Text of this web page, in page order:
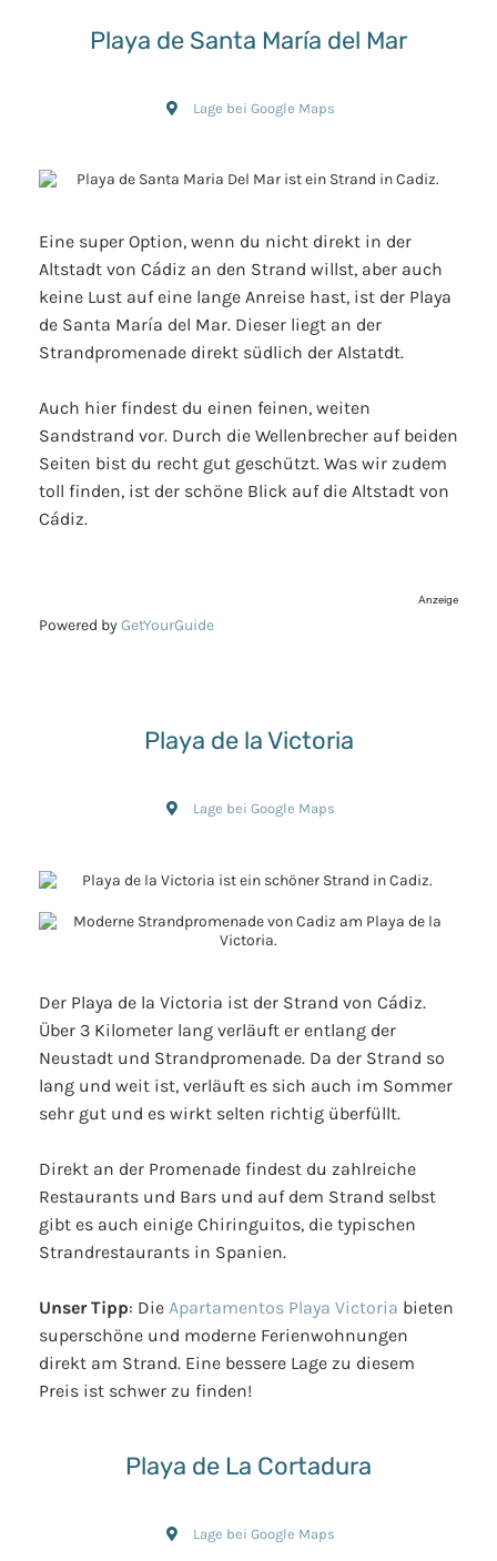
Playa de Santa María del Mar
Lage bei Google Maps
Eine super Option, wenn du nicht direkt in der
Altstadt von Cádiz an den Strand willst, aber auch
keine Lust auf eine lange Anreise hast, ist der Playa
de Santa María del Mar. Dieser liegt an der
Strandpromenade direkt südlich der Alstatdt.
Auch hier findest du einen feinen, weiten
Sandstrand vor. Durch die Wellenbrecher auf beiden
Seiten bist du recht gut geschützt. Was wir zudem
toll finden, ist der schöne Blick auf die Altstadt von
Cádiz.
Anzeige
Powered by GetYourGuide
Playa de la Victoria
Lage bei Google Maps
Der Playa de la Victoria ist der Strand von Cádiz.
Über 3 Kilometer lang verläuft er entlang der
Neustadt und Strandpromenade. Da der Strand so
lang und weit ist, verläuft es sich auch im Sommer
sehr gut und es wirkt selten richtig überfüllt.
Direkt an der Promenade findest du zahlreiche
Restaurants und Bars und auf dem Strand selbst
gibt es auch einige Chiringuitos, die typischen
Strandrestaurants in Spanien.
Unser Tipp: Die Apartamentos Playa Victoria bieten
superschöne und moderne Ferienwohnungen
direkt am Strand. Eine bessere Lage zu diesem
Preis ist schwer zu finden!
Playa de La Cortadura
Lage bei Google Maps